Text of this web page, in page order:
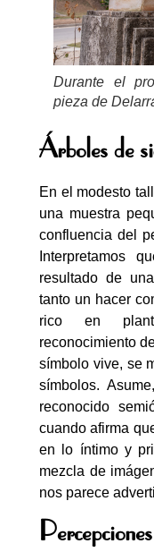
Durante el
pieza de
Árboles de
En el modesto
una muestra
confluencia del
Interpretamos
resultado de
tanto un hacer
rico en
reconocimiento
símbolo vive, se
símbolos.
reconocido
cuando afirma
en lo íntimo y
mezcla de
nos parece